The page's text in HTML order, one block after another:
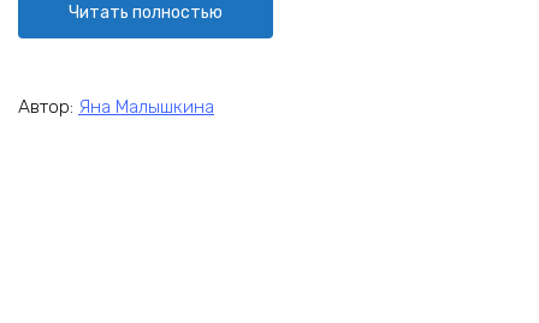
Читать полностью
Автор: Яна Малышкина